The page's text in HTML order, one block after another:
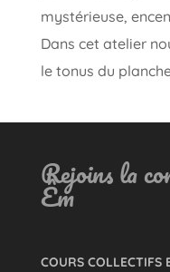
mystérieuse,
Dans cet atelier
le tonus du
Rejoins la
Êm
COURS COLLECTIFS